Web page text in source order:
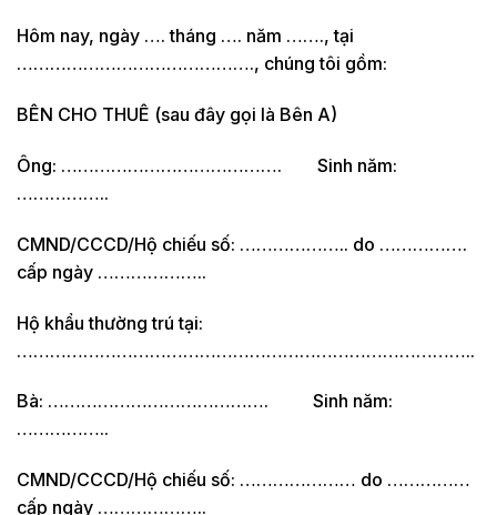
Hôm nay, ngày …. tháng …. năm ……., tại
……………………………………., chúng tôi gồm:
BÊN CHO THUÊ (sau đây gọi là Bên A)
Ông: …………………………………. Sinh năm:
……………..
CMND/CCCD/Hộ chiếu số: ……………….. do …………….
cấp ngày ………………..
Hộ khẩu thường trú tại:
………………………………………………………………………..
Bà: …………………………………. Sinh năm:
……………..
CMND/CCCD/Hộ chiếu số: ………………… do ……………
cấp ngày ………………..